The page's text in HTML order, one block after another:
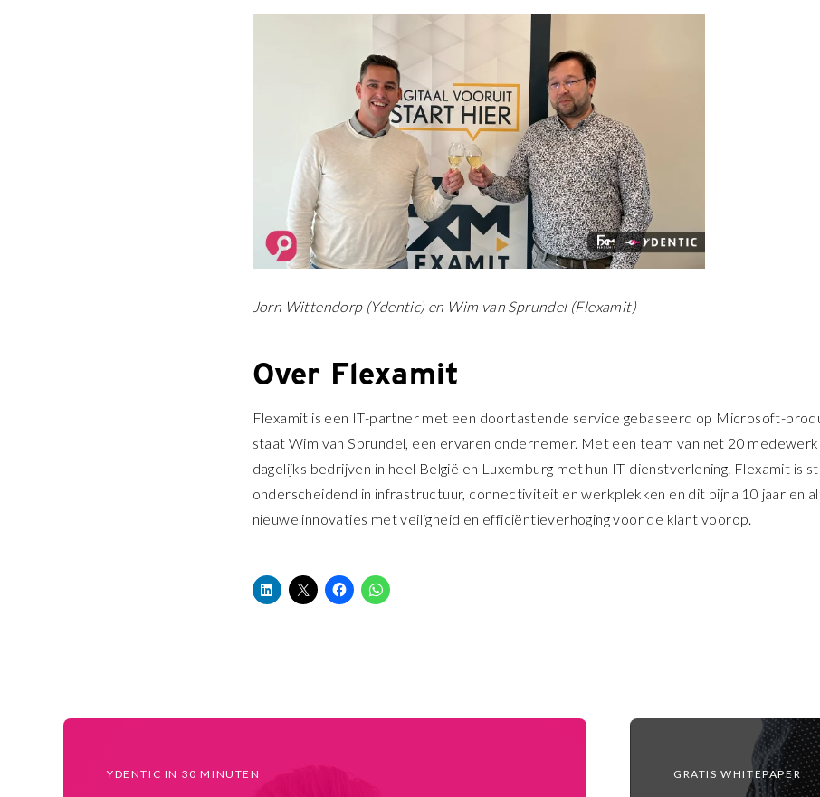
Jorn Wittendorp (Ydentic) en Wim van Sprundel (Flexamit)
Over Flexamit
Flexamit is een IT-partner met een doortastende service gebaseerd op Microsoft-
staat Wim van Sprundel, een ervaren ondernemer. Met een team van net 20
dagelijks bedrijven in heel België en Luxemburg met hun IT-dienstverlening. Flexamit is
onderscheidend in infrastructuur, connectiviteit en werkplekken en dit bijna 10 jaar en
nieuwe innovaties met veiligheid en efficiëntieverhoging voor de klant voorop.
GRATIS WHITEPAPER
YDENTIC IN 30 MINUTEN